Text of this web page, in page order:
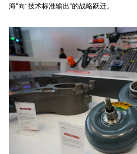
海”向“技术标准输出”的战略跃迁。